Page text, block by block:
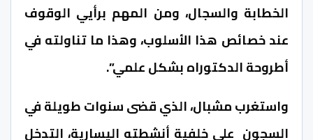
الخطابة والسجال، ومن المهم برأيي الوقوف
عند خصائص هذا الأسلوب، وهذا ما تناولته في
أطروحة الدكتوراه بشكل علمي”.
واستغرب مشبال، الذي قضى سنوات طويلة في
السجون على خلفية أنشطته اليسارية، التدخل